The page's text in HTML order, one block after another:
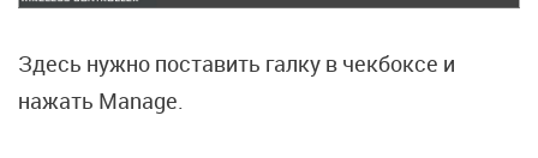
Здесь нужно поставить галку в чекбоксе и
нажать Manage.